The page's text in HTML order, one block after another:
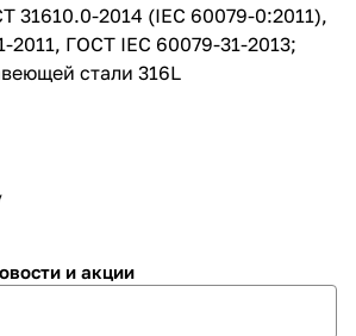
31610.0-2014 (IEC 60079-0:2011),
2011, ГОСТ IEC 60079-31-2013;
стали 316L
и акции